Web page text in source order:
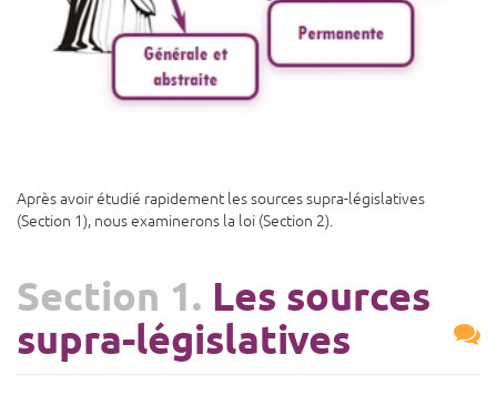
Après avoir étudié rapidement les sources supra-législatives
(Section 1), nous examinerons la loi (Section 2).
Section 1. Les sources
supra-législatives